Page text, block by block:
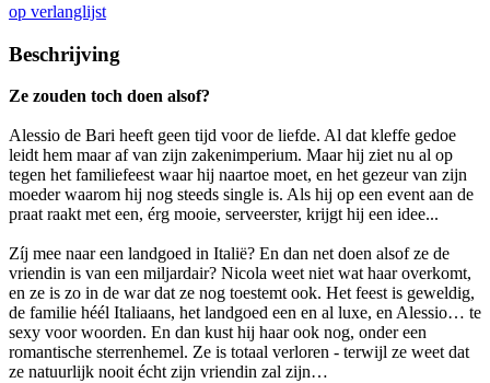
op verlanglijst
Beschrijving
Ze zouden toch doen alsof?
Alessio de Bari heeft geen tijd voor de liefde. Al dat kleffe gedoe
leidt hem maar af van zijn zakenimperium. Maar hij ziet nu al op
tegen het familiefeest waar hij naartoe moet, en het gezeur van zijn
moeder waarom hij nog steeds single is. Als hij op een event aan de
praat raakt met een, érg mooie, serveerster, krijgt hij een idee...
Zíj mee naar een landgoed in Italië? En dan net doen alsof ze de
vriendin is van een miljardair? Nicola weet niet wat haar overkomt,
en ze is zo in de war dat ze nog toestemt ook. Het feest is geweldig,
de familie héél Italiaans, het landgoed een en al luxe, en Alessio… te
sexy voor woorden. En dan kust hij haar ook nog, onder een
romantische sterrenhemel. Ze is totaal verloren - terwijl ze weet dat
ze natuurlijk nooit écht zijn vriendin zal zijn…